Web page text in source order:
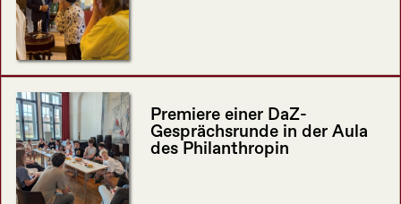
Premiere einer DaZ-
Gesprächsrunde in der Aula
des Philanthropin